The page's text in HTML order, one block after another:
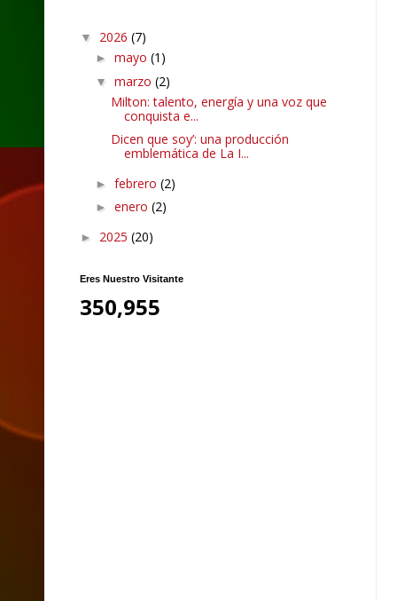
▼ 2026 (7)
► mayo (1)
▼ marzo (2)
Milton: talento, energía y una voz que
conquista e...
Dicen que soy’: una producción
emblemática de La I...
► febrero (2)
► enero (2)
► 2025 (20)
Eres Nuestro Visitante
350,955